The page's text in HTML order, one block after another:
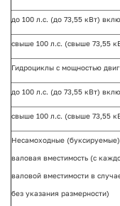
до 100 л.с. (до 73,55 кВт)
свыше 100 л.с. (свыше 73,55
Гидроциклы с мощностью
до 100 л.с. (до 73,55 кВт)
свыше 100 л.с. (свыше 73,55
Несамоходные
валовая вместимость (с
валовой вместимости в
без указания размерности)